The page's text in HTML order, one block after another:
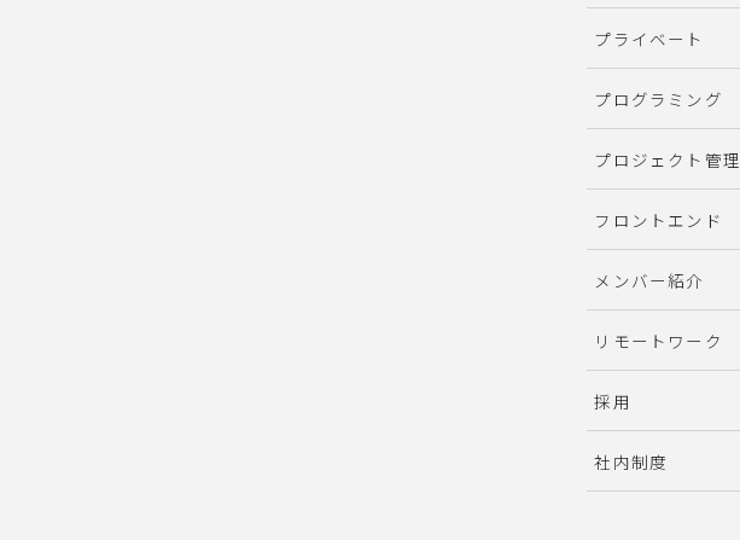
プライベート
プログラミング
プロジェクト管理
フロントエンド
メンバー紹介
リモートワーク
採用
社内制度